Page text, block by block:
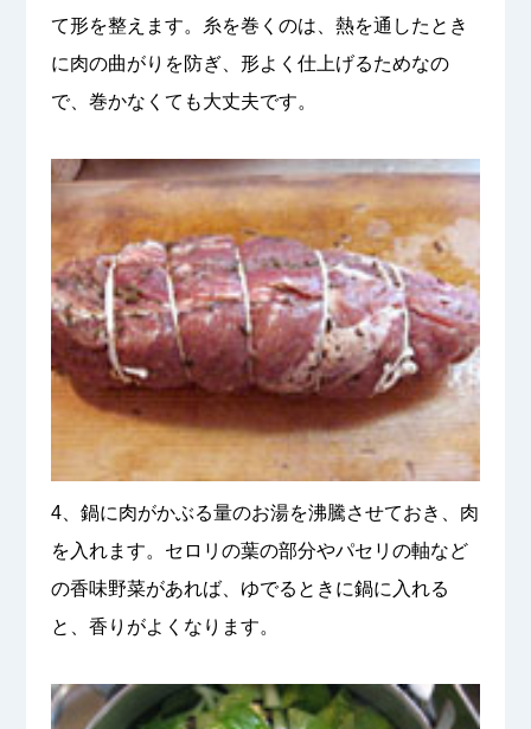
て形を整えます。糸を巻くのは、熱を通したとき
に肉の曲がりを防ぎ、形よく仕上げるためなの
で、巻かなくても大丈夫です。
4、鍋に肉がかぶる量のお湯を沸騰させておき、肉
を入れます。セロリの葉の部分やパセリの軸など
の香味野菜があれば、ゆでるときに鍋に入れる
と、香りがよくなります。